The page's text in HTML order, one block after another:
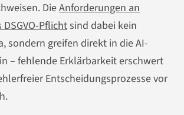
DieAnforderungen an
Pflichtsind dabei kein
sondern greifen direkt in die AI-
– fehlende Erklärbarkeit erschwert
Entscheidungsprozesse vor